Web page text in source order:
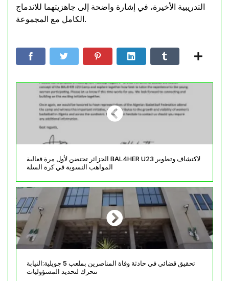
التدريبية الأخيرة، في إشارة واضحة إلى جاهزيتهما للاندماج
الكامل مع المجموعة.
الجزائر تحتضن لأول مرة فعالية BAL4HER U23 لاكتشاف وتطوير
المواهب النسوية في كرة السلة
تحقيق قضائي في حادثة وفاة المناصرين بملعب 5 جويلية:النيابة
تتحرك لتحديد المسؤوليات